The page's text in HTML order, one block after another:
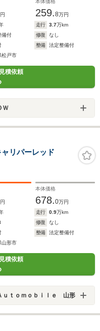
本体価格
259.8万円
走行 3.7万km
備付 修復
なし
整備
法定整備付
松戸市
積依頼
Ｗ
リパーレッド
本体価格
678.0万円
走行 0.9万km
修復
なし
整備
法定整備付
山形市
積依頼
ｔｏｍｏｂｉｌｅ 山形